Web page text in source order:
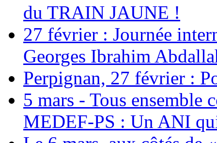
du TRAIN JAUNE !
27 février : Journée
Georges Ibrahim
Perpignan, 27 février :
5 mars - Tous ensemble
MEDEF-PS : Un ANI